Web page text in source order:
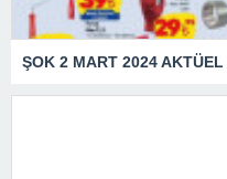
ŞOK 2 MART 2024